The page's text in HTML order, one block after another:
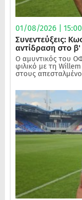
01/08/2026 | 15:00
Συνεντεύξεις:
αντίδραση στο
Ο αμυντικός του
φιλικό με τη
στους